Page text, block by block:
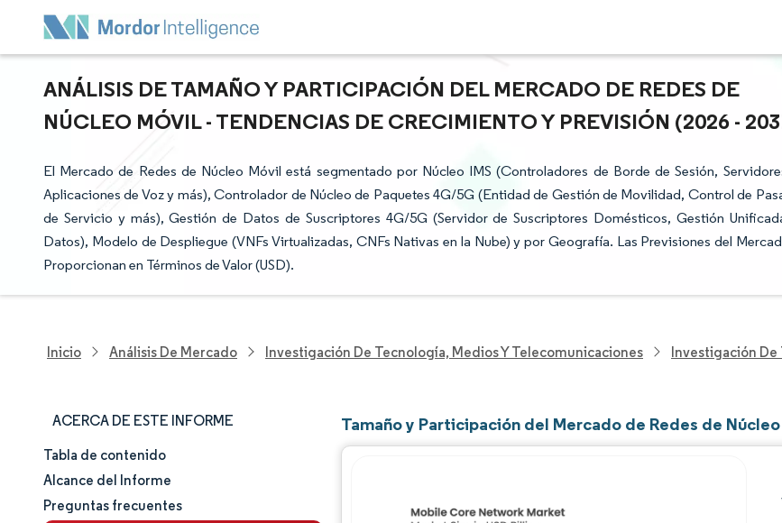
ANÁLISIS DE TAMAÑO Y PARTICIPACIÓN DEL MERCADO DE REDES DE
NÚCLEO MÓVIL - TENDENCIAS DE CRECIMIENTO Y PREVISIÓN (2026 -
El Mercado de Redes de Núcleo Móvil está segmentado por Núcleo IMS (Controladores de Borde de Sesión,
Aplicaciones de Voz y más), Controlador de Núcleo de Paquetes 4G/5G (Entidad de Gestión de Movilidad, Control de
de Servicio y más), Gestión de Datos de Suscriptores 4G/5G (Servidor de Suscriptores Domésticos, Gestión
Datos), Modelo de Despliegue (VNFs Virtualizadas, CNFs Nativas en la Nube) y por Geografía. Las Previsiones del
Proporcionan en Términos de Valor (USD).
Inicio Análisis De Mercado Investigación De Tecnología, Medios Y Telecomunicaciones Investigación De
ACERCA DE ESTE INFORME
Tamaño y cuota de mercado
Análisis de mercado
Tabla de contenido
Alcance del Informe
Preguntas frecuentes
Tamaño y Participación del Mercado de Redes de